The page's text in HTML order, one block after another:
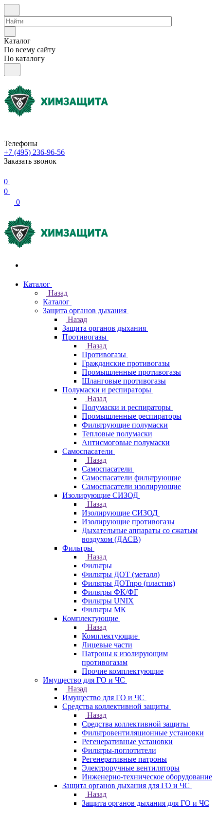
Каталог
По всему сайту
По каталогу
Телефоны
+7 (495) 236-96-56
Заказать звонок
0
0
0
Каталог
Назад
Каталог
Защита органов дыхания
Назад
Защита органов дыхания
Противогазы
Назад
Противогазы
Гражданские противогазы
Промышленные противогазы
Шланговые противогазы
Полумаски и респираторы
Назад
Полумаски и респираторы
Промышленные респираторы
Фильтрующие полумаски
Тепловые полумаски
Антисмоговые полумаски
Самоспасатели
Назад
Самоспасатели
Самоспасатели фильтрующие
Самоспасатели изолирующие
Изолирующие СИЗОД
Назад
Изолирующие СИЗОД
Изолирующие противогазы
Дыхательные аппараты со сжатым
воздухом (ДАСВ)
Фильтры
Назад
Фильтры
Фильтры ДОТ (металл)
Фильтры ДОТпро (пластик)
Фильтры ФК/ФГ
Фильтры UNIX
Фильтры МК
Комплектующие
Назад
Комплектующие
Лицевые части
Патроны к изолирующим
противогазам
Прочие комплектующие
Имущество для ГО и ЧС
Назад
Имущество для ГО и ЧС
Средства коллективной защиты
Назад
Средства коллективной защиты
Фильтровентиляционные установки
Регенеративные установки
Фильтры-поглотители
Регенеративные патроны
Электроручные вентиляторы
Инженерно-техническое оборудование
Защита органов дыхания для ГО и ЧС
Назад
Защита органов дыхания для ГО и ЧС